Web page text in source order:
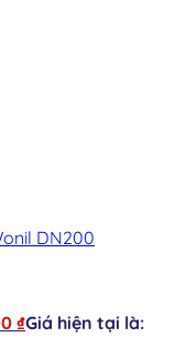
DN200
₫Giá hiện tại là: